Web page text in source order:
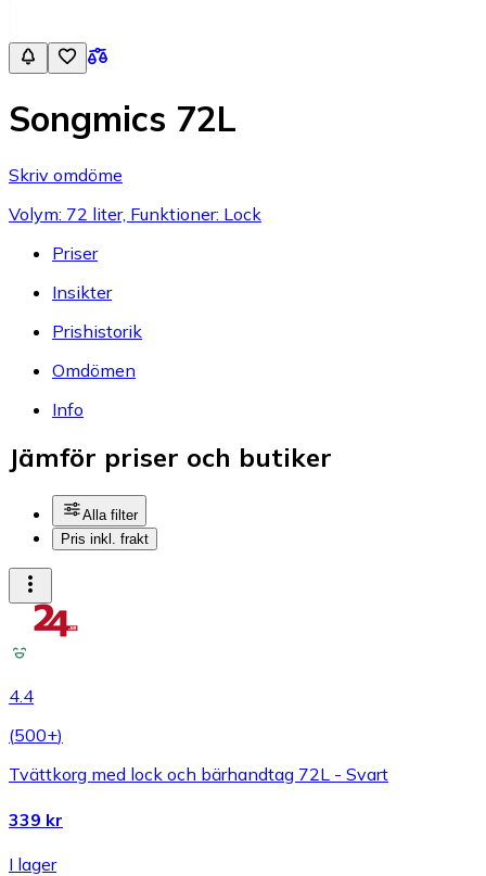
Songmics 72L
Skriv omdöme
Volym: 72 liter, Funktioner: Lock
Priser
Insikter
Prishistorik
Omdömen
Info
Jämför priser och butiker
Alla filter
Pris inkl. frakt
4.4
(500+)
Tvättkorg med lock och bärhandtag 72L - Svart
339 kr
I lager